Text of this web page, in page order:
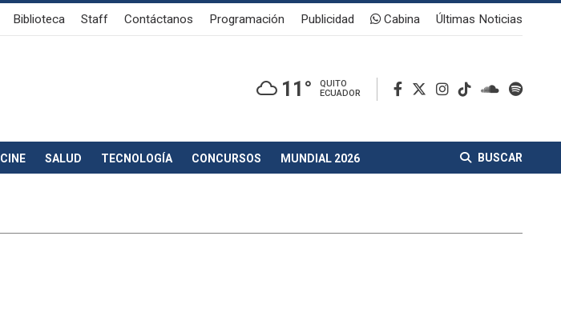
Biblioteca Staff Contáctanos Programación Publicidad Cabina Últimas Noticias
11°
QUITO
ECUADOR
CINE SALUD TECNOLOGÍA CONCURSOS MUNDIAL 2026 BUSCAR